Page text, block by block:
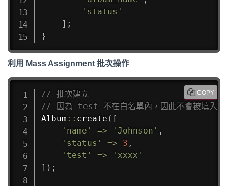
'status'
] ;
}
利用 Mass Assignment 批次操作
// 批次建立
// 因為 test 不在白名單內，因此不會被填入
Album :: create ( [
'name'
=> 'Johnson' ,
'status'
=> 3 ,
'test'
=>
'xxxx'
] ) ;
COPY